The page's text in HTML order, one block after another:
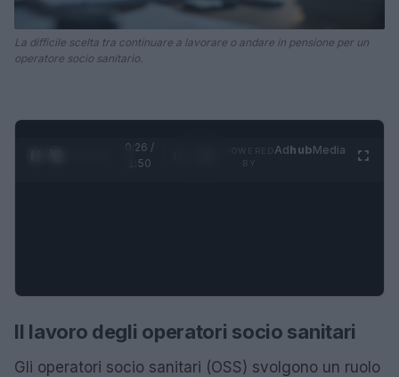
La difficile scelta tra continuare a lavorare o andare in pensione per un
operatore socio sanitario.
0:27 /
1:50
AdhubMedia
Il lavoro degli operatori socio sanitari
Gli operatori socio sanitari (OSS) svolgono un ruolo